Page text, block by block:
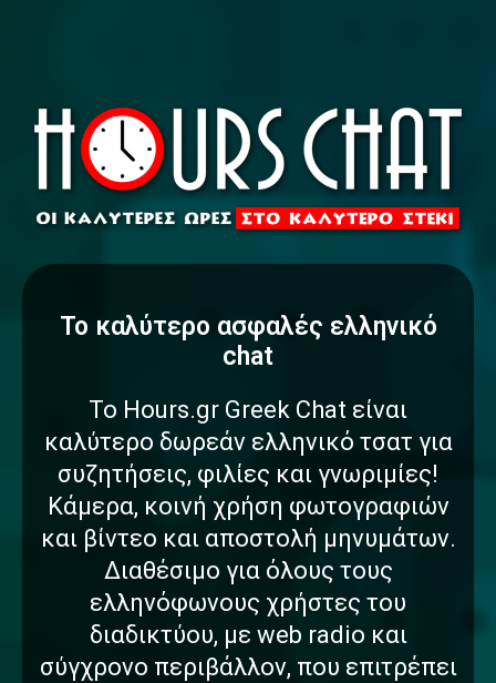
To καλύτερο ασφαλές ελληνικό
chat
Το Hours.gr Greek Chat είναι
καλύτερο δωρεάν ελληνικό τσατ για
συζητήσεις, φιλίες και γνωριμίες!
Κάμερα, κοινή χρήση φωτογραφιών
και βίντεο και αποστολή μηνυμάτων.
Διαθέσιμο για όλους τους
ελληνόφωνους χρήστες του
διαδικτύου, με web radio και
σύγχρονο περιβάλλον, που επιτρέπει